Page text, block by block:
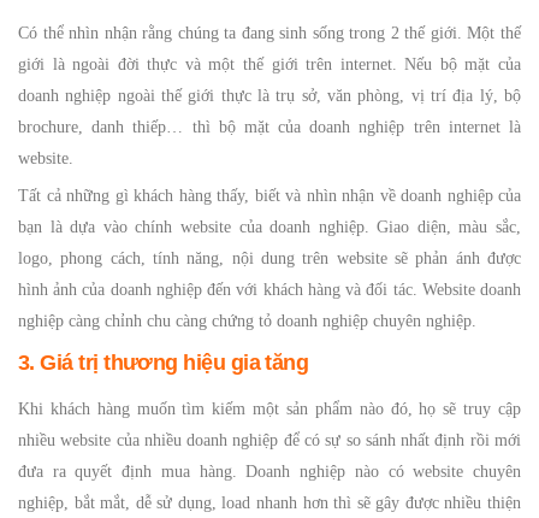
Có thể nhìn nhận rằng chúng ta đang sinh sống trong 2 thế giới. Một thế
giới là ngoài đời thực và một thế giới trên internet. Nếu bộ mặt của
doanh nghiệp ngoài thế giới thực là trụ sở, văn phòng, vị trí địa lý, bộ
brochure, danh thiếp… thì bộ mặt của doanh nghiệp trên internet là
website.
Tất cả những gì khách hàng thấy, biết và nhìn nhận về doanh nghiệp của
bạn là dựa vào chính website của doanh nghiệp. Giao diện, màu sắc,
logo, phong cách, tính năng, nội dung trên website sẽ phản ánh được
hình ảnh của doanh nghiệp đến với khách hàng và đối tác. Website doanh
nghiệp càng chỉnh chu càng chứng tỏ doanh nghiệp chuyên nghiệp.
3. Giá trị thương hiệu gia tăng
Khi khách hàng muốn tìm kiếm một sản phẩm nào đó, họ sẽ truy cập
nhiều website của nhiều doanh nghiệp để có sự so sánh nhất định rồi mới
đưa ra quyết định mua hàng. Doanh nghiệp nào có website chuyên
nghiệp, bắt mắt, dễ sử dụng, load nhanh hơn thì sẽ gây được nhiều thiện